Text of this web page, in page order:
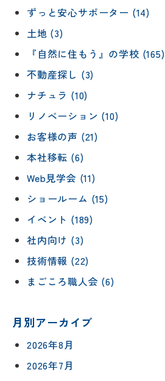
ずっと安心サポーター (14)
土地 (3)
『自然に住もう』の学校 (165)
不動産探し (3)
ナチュラ (10)
リノベーション (10)
お客様の声 (21)
本社移転 (6)
Web見学会 (11)
ショールーム (15)
イベント (189)
社内向け (3)
技術情報 (22)
まごころ職人会 (6)
月別アーカイブ
2026年8月
2026年7月